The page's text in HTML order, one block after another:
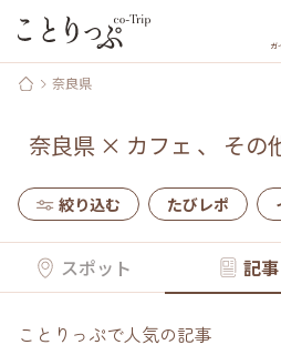
ガ
奈良県
奈良県 × カフェ 、 その
絞り込む たびレポ
スポット 記事
ことりっぷで人気の記事